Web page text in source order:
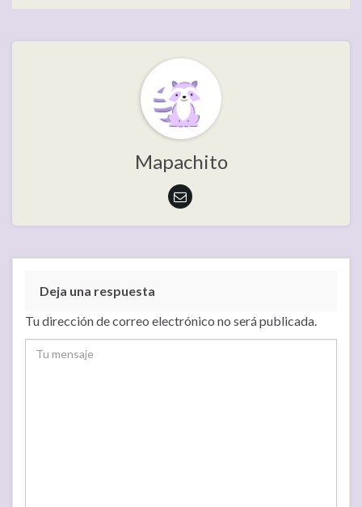
Mapachito
Deja una respuesta
Tu dirección de correo electrónico no será publicada.